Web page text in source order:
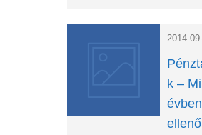
2014-
k –
évben